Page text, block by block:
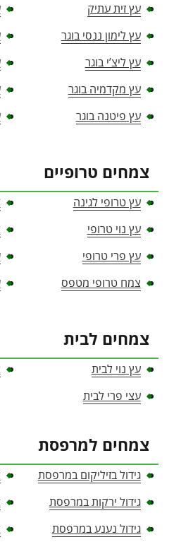
עץ זית עתיק
עץ לימון ננסי בוגר
עץ ליצ’י בוגר
עץ מקדמיה בוגר
עץ פיטנה בוגר
צמחים טרופיים
עץ טרופי לגינה
עץ נוי טרופי
עץ פרי טרופי
צמח טרופי מטפס
צמחים לבית
עץ נוי לבית
עצי פרי לבית
צמחים למרפסת
גידול בזיליקום במרפסת
גידול ירקות במרפסת
גידול נענע במרפסת